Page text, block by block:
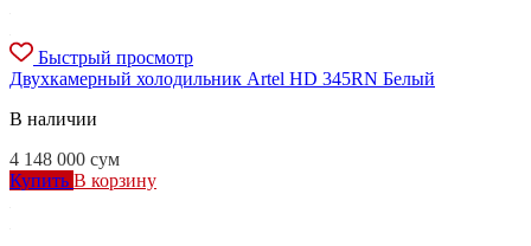
Быстрый просмотр
Двухкамерный холодильник Artel HD 345RN Белый
В наличии
4 148 000 сум
Купить В корзину